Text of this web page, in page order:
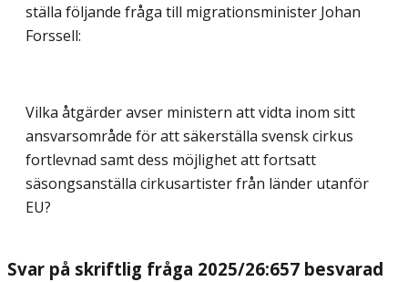
ställa följande fråga till migrationsminister Johan
Forssell:
Vilka åtgärder avser ministern att vidta inom sitt
ansvarsområde för att säkerställa svensk cirkus
fortlevnad samt dess möjlighet att fortsatt
säsongsanställa cirkusartister från länder utanför
EU?
Svar på skriftlig fråga 2025/26:657 besvarad